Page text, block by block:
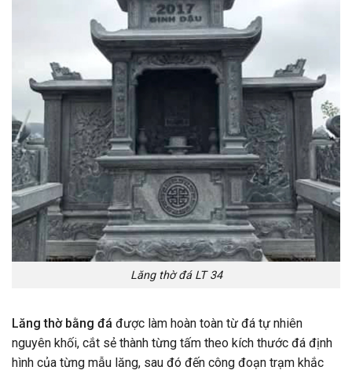
Lăng thờ đá LT 34
Lăng thờ bằng đá được làm hoàn toàn từ đá tự nhiên
nguyên khối, cắt sẻ thành từng tấm theo kích thước đá định
hình của từng mẫu lăng, sau đó đến công đoạn trạm khắc